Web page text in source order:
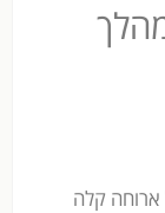
ארוחה קלה